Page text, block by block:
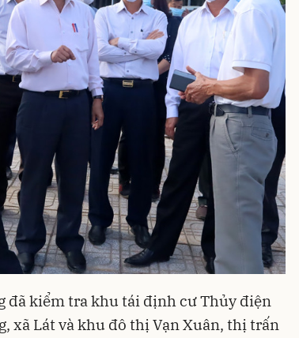
đã kiểm tra khu tái định cư Thủy điện
xã Lát và khu đô thị Vạn Xuân, thị trấn